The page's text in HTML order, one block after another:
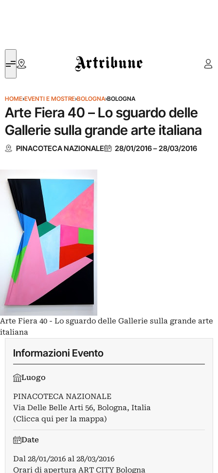
Artribune
HOME›EVENTI E MOSTRE›BOLOGNA›BOLOGNA
Arte Fiera 40 – Lo sguardo delle
Gallerie sulla grande arte italiana
PINACOTECA NAZIONALE 28/01/2016–28/03/2016
Arte Fiera 40 - Lo sguardo delle Gallerie sulla grande arte
italiana
Informazioni Evento
Luogo
PINACOTECA NAZIONALE
Via Delle Belle Arti 56, Bologna, Italia
(Clicca qui per la mappa)
Date
Dal 28/01/2016 al 28/03/2016
Orari di apertura ART CITY Bologna